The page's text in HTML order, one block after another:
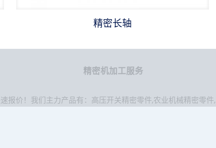
精密长轴
精密机加工服务
报价！我们主力产品有： 高压开关精密零件,农业机械精密零件,